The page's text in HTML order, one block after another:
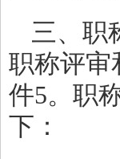
三、职
职称评审
件5。职
下：